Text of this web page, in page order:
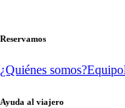
Reservamos
¿Quiénes somos?Equipo
Ayuda al viajero